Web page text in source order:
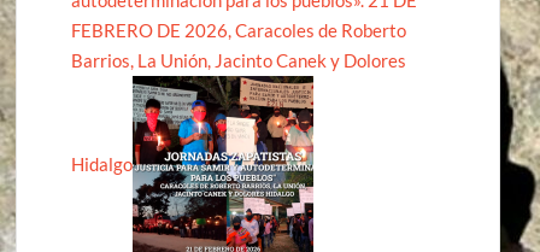
FEBRERO DE 2026, Caracoles de Roberto
Barrios, La Unión, Jacinto Canek y Dolores
Hidalgo